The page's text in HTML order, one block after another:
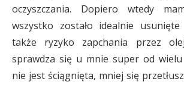
oczyszczania. Dopiero wtedy
wszystko zostało idealnie
także ryzyko zapchania przez
sprawdza się u mnie super od wielu
nie jest ściągnięta, mniej się